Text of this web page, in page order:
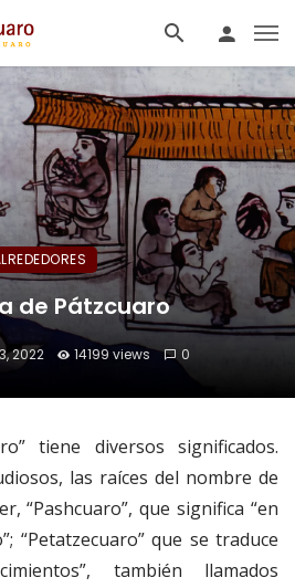
de Pátzcuaro
2022 14199 views 0
tiene diversos significados.
las raíces del nombre de
“Pashcuaro”, que significa “en
“Petatzecuaro” que se traduce
también llamados